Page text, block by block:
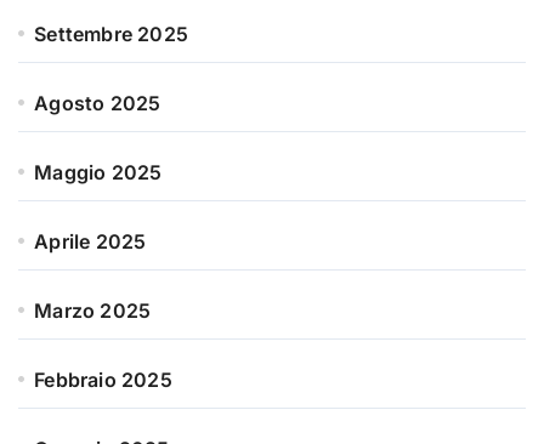
Settembre 2025
Agosto 2025
Maggio 2025
Aprile 2025
Marzo 2025
Febbraio 2025